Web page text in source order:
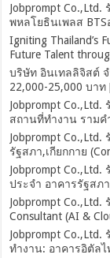
Jobprompt Co.,Ltd.
พหลโยธินเพลส BTS
Igniting Thailand’s
Future Talent
บริษัท อินเทลลิจิสต์ จ
22,000-25,000 บาท
Jobprompt Co.,Ltd.
สถานที่ทำงาน รามค
Jobprompt
รัฐสภา,เกียกกาย
Jobprompt
ประจำ อาคารรัฐสภ
Jobprompt Co.,Ltd.
Consultant (AI &
Jobprompt Co.,Ltd.
ทำงาน: อาคารอิตัลไ